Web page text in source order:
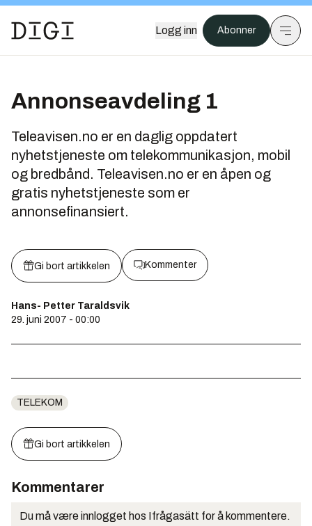
Logg inn Abonner
Annonseavdeling 1
Teleavisen.no er en daglig oppdatert
nyhetstjeneste om telekommunikasjon, mobil
og bredbånd. Teleavisen.no er en åpen og
gratis nyhetstjeneste som er
annonsefinansiert.
Gi bort artikkelen Kommenter
Hans- Petter Taraldsvik
29. juni 2007 - 00:00
TELEKOM
Gi bort artikkelen
Kommentarer
Du må være innlogget hos Ifrågasätt for å kommentere.